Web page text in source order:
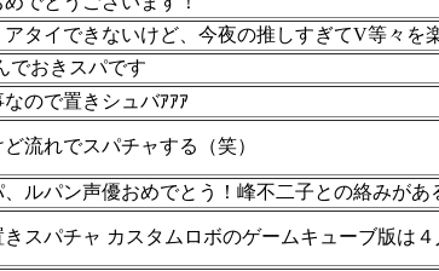
タイできないけど、今夜の推しすぎてV等々を
でおきスパです
ので置きシュバｱｱｱ
流れでスパチャする（笑）
ルパン声優おめでとう！峰不二子との絡みがあ
スパチャ カスタムロボのゲームキューブ版は